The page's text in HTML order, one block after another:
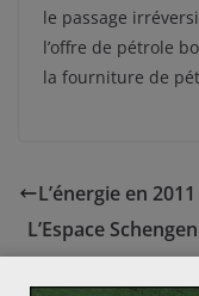
le passage
l’offre de pétrole
la fourniture de
L’énergie en
L’Espace